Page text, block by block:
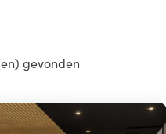
gevonden